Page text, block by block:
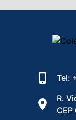
Tel:
R.